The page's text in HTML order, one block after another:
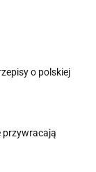
o polskiej
przywracają